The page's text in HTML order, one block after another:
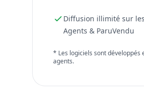
Diffusion illimité sur
Agents & ParuVendu
* Les logiciels sont développés
agents.